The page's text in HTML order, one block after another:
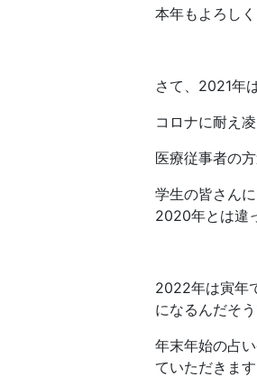
本年もよろし
さて、2021年
コロナに耐え
医療従事者の
学生の皆さん
2020年とは違
2022年は寅年
になるんだそう
年末年始の占
ていただきます